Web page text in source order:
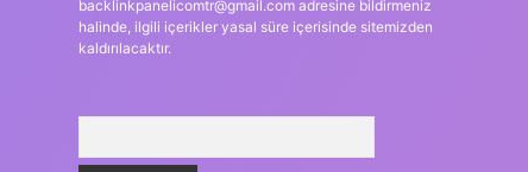
backlinkpanelicomtr@gmail.comadresine bildirmeniz
halinde, ilgili içerikler yasal süre içerisinde sitemizden
kaldırılacaktır.